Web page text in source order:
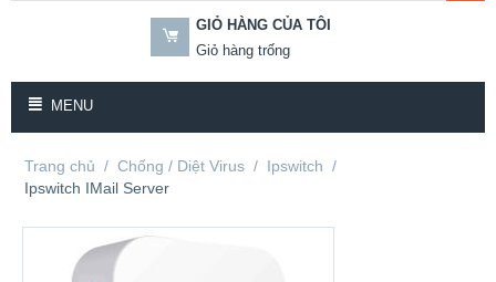
GIỎ HÀNG CỦA TÔI
Giỏ hàng trống
MENU
Trang chủ / Chống / Diệt Virus / Ipswitch /
Ipswitch IMail Server